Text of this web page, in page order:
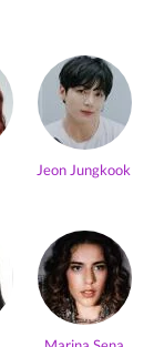
Jeon Jungkook